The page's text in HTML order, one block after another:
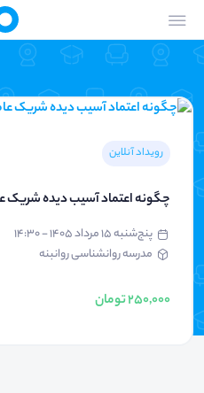
رویداد آنلاین
چگونه اعتماد آسیب دیده شریک
پنج‌شنبه ۱۵ مرداد ۱۴۰۵ - ۱۴:۳۰
مدرسه روانشناسی روانبنه
250,000 تومان